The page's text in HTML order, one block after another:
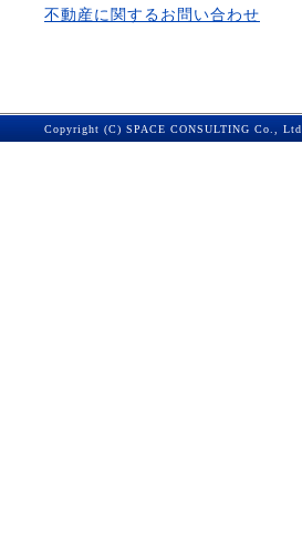
不動産に関するお問い合わせ
Copyright (C) SPACE CONSULTING Co., Ltd.